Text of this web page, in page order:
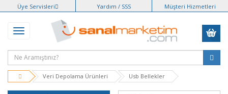
Üye Servisleri Yardım / SSS Müşteri Hizmetleri
Veri Depolama Ürünleri Usb Bellekler